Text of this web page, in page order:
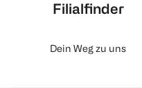
Filialfinder
Dein Weg zu uns